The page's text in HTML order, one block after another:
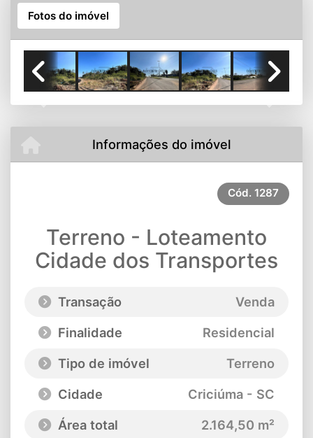
Fotos do imóvel
Previous Next
Informações do imóvel
Cód. 1287
Terreno - Loteamento
Cidade dos Transportes
Transação
Venda
Finalidade
Residencial
Tipo de imóvel
Terreno
Cidade
Criciúma - SC
Área total
2.164,50 m²